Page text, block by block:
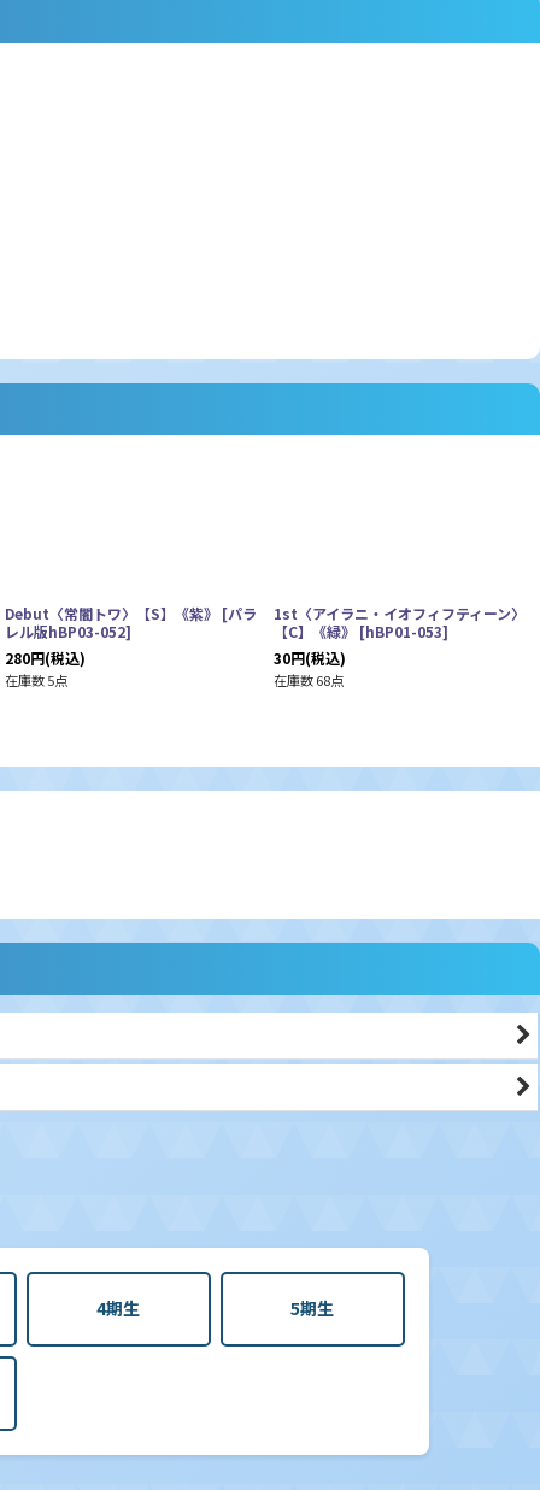
Debut〈常闇トワ〉【S】《紫》 [パラ
レル版hBP03-052]
280円(税込)
在庫数 5点
1st〈アイラニ・イオフィフティーン〉
【C】《緑》 [hBP01-053]
30円(税込)
在庫数 68点
4期生 5期生